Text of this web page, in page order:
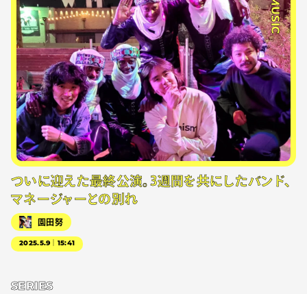
#MUSIC
ついに迎えた最終公演。3週間を共にしたバンド、
マネージャーとの別れ
園田努
2025.5.9｜15:41
SERIES